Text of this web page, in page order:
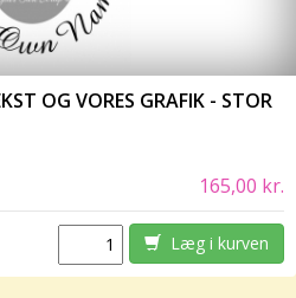
OG VORES GRAFIK - STOR
165,00 kr.
Læg i kurven